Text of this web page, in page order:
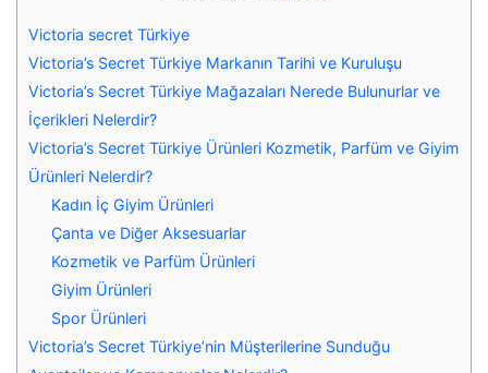
Victoria secret Türkiye
Victoria’s Secret Türkiye Markanın Tarihi ve Kuruluşu
Victoria’s Secret Türkiye Mağazaları Nerede Bulunurlar ve
İçerikleri Nelerdir?
Victoria’s Secret Türkiye Ürünleri Kozmetik, Parfüm ve Giyim
Ürünleri Nelerdir?
Kadın İç Giyim Ürünleri
Çanta ve Diğer Aksesuarlar
Kozmetik ve Parfüm Ürünleri
Giyim Ürünleri
Spor Ürünleri
Victoria’s Secret Türkiye’nin Müşterilerine Sunduğu